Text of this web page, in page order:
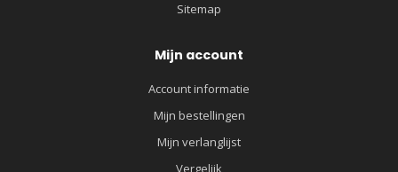
Sitemap
Mijn account
Account informatie
Mijn bestellingen
Mijn verlanglijst
Vergelijk